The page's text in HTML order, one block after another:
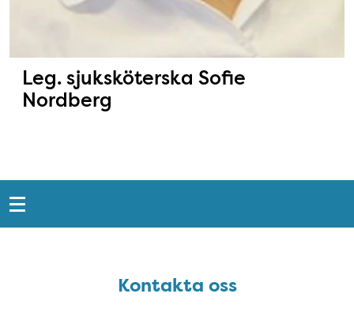
Leg. sjuksköterska Sofie
Nordberg
Snabblänkar
Kontakta ossKontakta oss